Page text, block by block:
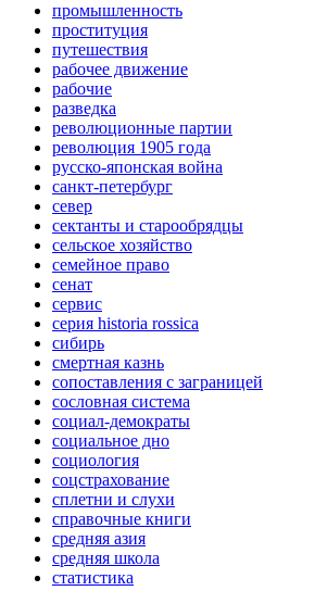
промышленность
проституция
путешествия
рабочее движение
рабочие
разведка
революционные партии
революция 1905 года
русско-японская война
санкт-петербург
север
сектанты и старообрядцы
сельское хозяйство
семейное право
сенат
сервис
серия historia rossica
сибирь
смертная казнь
сопоставления с заграницей
сословная система
социал-демократы
социальное дно
социология
соцстрахование
сплетни и слухи
справочные книги
средняя азия
средняя школа
статистика